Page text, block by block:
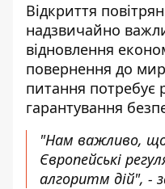
Відкриття
надзвичайно
відновлення
повернення до
питання потребує
гарантування
"Нам важливо,
Європейські
алгоритм дій", -